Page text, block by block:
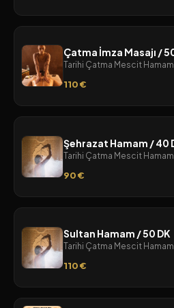
Çatma İmza Masajı /
Tarihi Çatma Mescit
110 €
Şehrazat Hamam / 40
Tarihi Çatma Mescit
90 €
Sultan Hamam / 50 DK
Tarihi Çatma Mescit
110 €